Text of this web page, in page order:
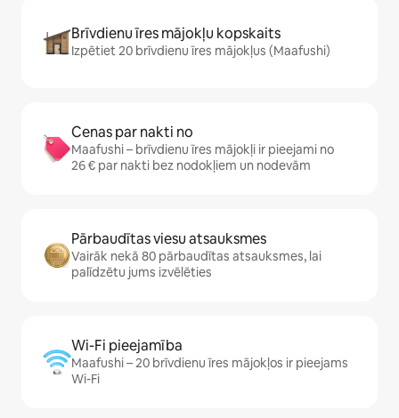
Brīvdienu īres mājokļu kopskaits
Izpētiet 20 brīvdienu īres mājokļus (Maafushi)
Cenas par nakti no
Maafushi – brīvdienu īres mājokļi ir pieejami no
26 € par nakti bez nodokļiem un nodevām
Pārbaudītas viesu atsauksmes
Vairāk nekā 80 pārbaudītas atsauksmes, lai
palīdzētu jums izvēlēties
Wi-Fi pieejamība
Maafushi – 20 brīvdienu īres mājokļos ir pieejams
Wi-Fi